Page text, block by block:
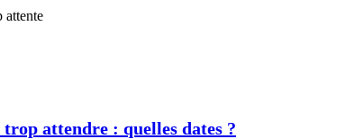
attendre : quelles dates ?